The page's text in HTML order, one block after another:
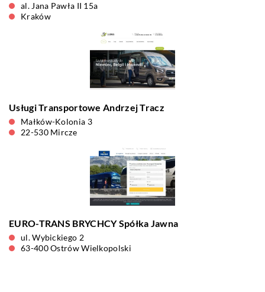
al. Jana Pawła II 15a
Kraków
Usługi Transportowe Andrzej Tracz
Małków-Kolonia 3
22-530 Mircze
EURO-TRANS BRYCHCY Spółka Jawna
ul. Wybickiego 2
63-400 Ostrów Wielkopolski